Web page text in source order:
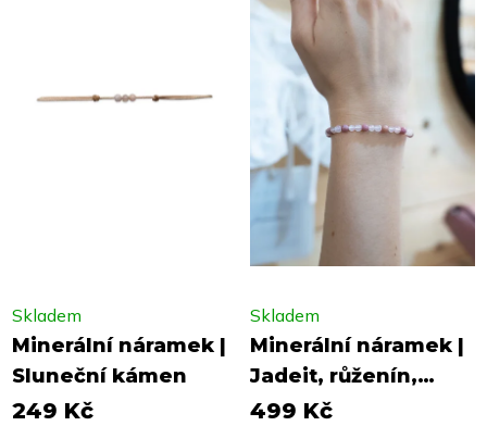
Minerální náramek |
Sluneční kámen
Skladem
249 Kč
Minerální náramek |
Jadeit, růženín,
rodochrozit
Skladem
499 Kč